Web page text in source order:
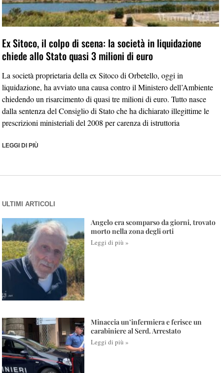
Ex Sitoco, il colpo di scena: la società in liquidazione
chiede allo Stato quasi 3 milioni di euro
La società proprietaria della ex Sitoco di Orbetello, oggi in
liquidazione, ha avviato una causa contro il Ministero dell’Ambiente
chiedendo un risarcimento di quasi tre milioni di euro. Tutto nasce
dalla sentenza del Consiglio di Stato che ha dichiarato illegittime le
prescrizioni ministeriali del 2008 per carenza di istruttoria
LEGGI DI PIÙ
ULTIMI ARTICOLI
Angelo era scomparso da giorni, trovato
morto nella zona degli orti
Leggi di più »
Minaccia un’infermiera e ferisce un
carabiniere al Serd. Arrestato
Leggi di più »